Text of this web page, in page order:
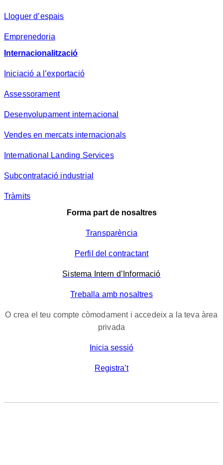
Lloguer d’espais
Emprenedoria
Internacionalització
Iniciació a l’exportació
Assessorament
Desenvolupament internacional
Vendes en mercats internacionals
International Landing Services
Subcontratació industrial
Tràmits
Forma part de nosaltres
Transparència
Perfil del contractant
Sistema Intern d’Informació
Treballa amb nosaltres
O crea el teu compte còmodament i accedeix a la teva àrea
privada
Inicia sessió
Registra’t